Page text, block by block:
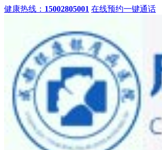
健康热线： 15002805001 在线预约一键通话